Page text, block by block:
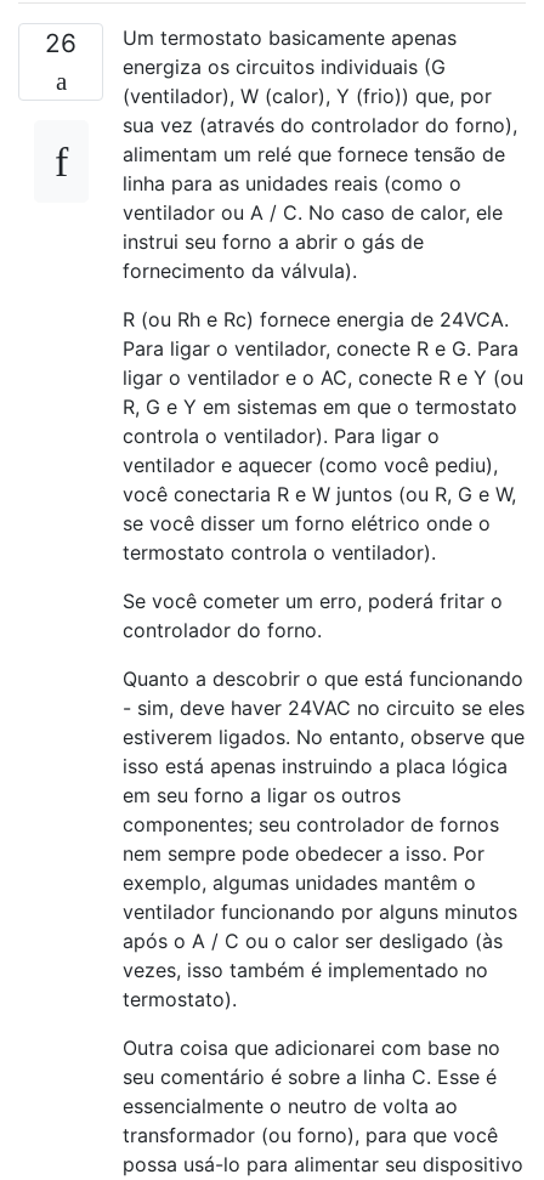
26
Um termostato basicamente apenas
energiza os circuitos individuais (G
(ventilador), W (calor), Y (frio)) que, por
sua vez (através do controlador do forno),
alimentam um relé que fornece tensão de
linha para as unidades reais (como o
ventilador ou A / C. No caso de calor, ele
instrui seu forno a abrir o gás de
fornecimento da válvula).
R (ou Rh e Rc) fornece energia de 24VCA.
Para ligar o ventilador, conecte R e G. Para
ligar o ventilador e o AC, conecte R e Y (ou
R, G e Y em sistemas em que o termostato
controla o ventilador). Para ligar o
ventilador e aquecer (como você pediu),
você conectaria R e W juntos (ou R, G e W,
se você disser um forno elétrico onde o
termostato controla o ventilador).
Se você cometer um erro, poderá fritar o
controlador do forno.
Quanto a descobrir o que está funcionando
- sim, deve haver 24VAC no circuito se eles
estiverem ligados. No entanto, observe que
isso está apenas instruindo a placa lógica
em seu forno a ligar os outros
componentes; seu controlador de fornos
nem sempre pode obedecer a isso. Por
exemplo, algumas unidades mantêm o
ventilador funcionando por alguns minutos
após o A / C ou o calor ser desligado (às
vezes, isso também é implementado no
termostato).
Outra coisa que adicionarei com base no
seu comentário é sobre a linha C. Esse é
essencialmente o neutro de volta ao
transformador (ou forno), para que você
possa usá-lo para alimentar seu dispositivo